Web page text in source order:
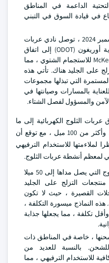
الداعمة في المناطق
في قيادة السوق في التبني
على سبيل المثال ، في ديسمبر 2024 ، توصل نادي عربات
الثلج ووزارة النقل في ولاية أوريغون (ODOT) إلى اتفاق
مؤقت لإعادة فتح McKenzie Pass للاستجمام الشتوي ، مما
على الجليد هناك. تأتي هذه
التي تبذلها مجموعات
بالمسارات وصيانتها في
والمسؤول لفصل الشتاء.
الثلوج الكهربائية إلى ما
يصل إلى 50 ميلا ، و 51-100 ميل ، وأكثر من 100 ميل ، مع توقع أن
يصل إلى 50 ميلا نظرا لملاءمتها للاستخدام الترفيهي
لمعظم أنشطة عربات الثلوج.
غالبا ما تستخدم عربات الثلوج التي يصل مداها إلى 50 ميلا
التزلج على الجليد
القصيرة ، حيث لا تكون
هذه النماذج ميسورة التكلفة ،
تكلفة ، مما يجعلها جذابة
، خاصة في المناطق ذات
للشحن. بالنسبة للعديد من
، فإن 50 ميلا كافية للاستخدام الترفيهي ، مما